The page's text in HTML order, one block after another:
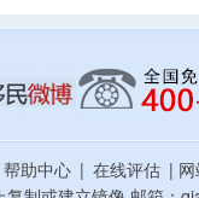
帮助中心 | 在线评估 |